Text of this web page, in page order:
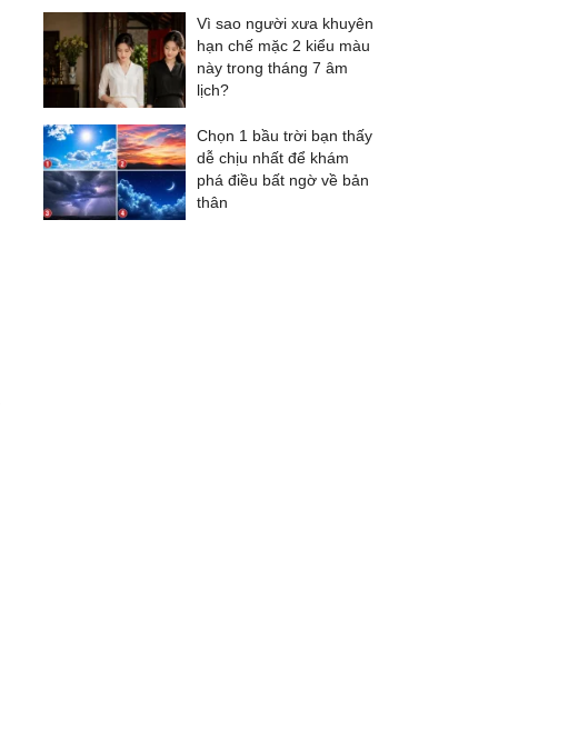
Vì sao người xưa khuyên
hạn chế mặc 2 kiểu màu
này trong tháng 7 âm
lịch?
Chọn 1 bầu trời bạn thấy
dễ chịu nhất để khám
phá điều bất ngờ về bản
thân